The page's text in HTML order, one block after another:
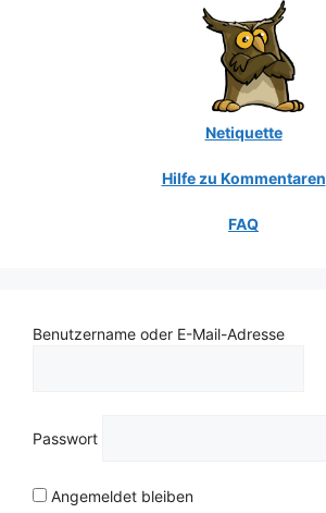
Netiquette
Hilfe zu Kommentaren
FAQ
Benutzername oder E-Mail-Adresse
Passwort
Angemeldet bleiben